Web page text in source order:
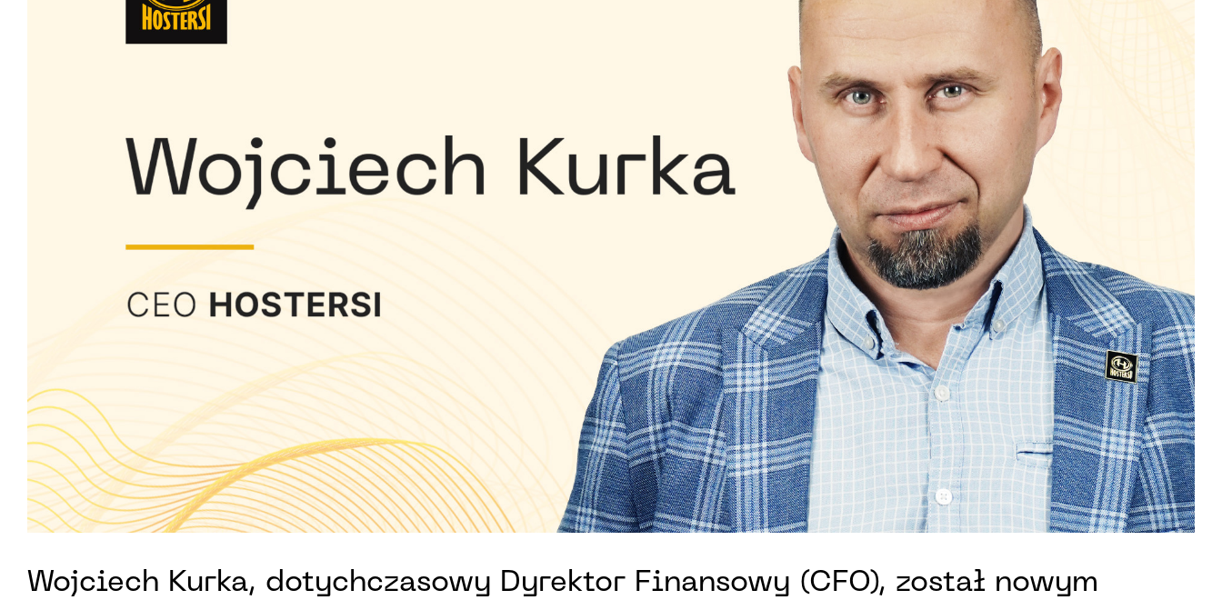
Wojciech Kurka, dotychczasowy Dyrektor Finansowy (CFO), został nowym